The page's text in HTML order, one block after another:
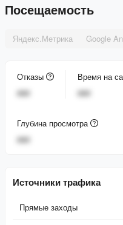
Посещаемость
Яндекс.Метрика Google
Отказы
###
Время на
###
Глубина просмотра
###
Источники трафика
Прямые заходы